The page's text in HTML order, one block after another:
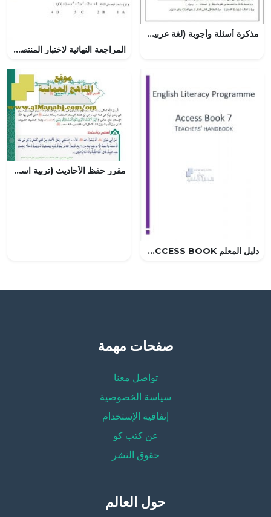
مذكرة أسئلة وأجوبة (لغة عربية) الثامن
المراجعة النهائية لاختبار المنتصف في مقرر ريض 263
دليل المعلم ACCESS BOOK, (لغة انجليزية) السابع
مقرر حفظ الأحاديث (تربية اسلامية) العاشر
صفحات مهمة
تواصل معنا
سياسة الخصوصية
إتفاقية الإستخدام
عن كتب كو
حقوق النشر
حول العالم